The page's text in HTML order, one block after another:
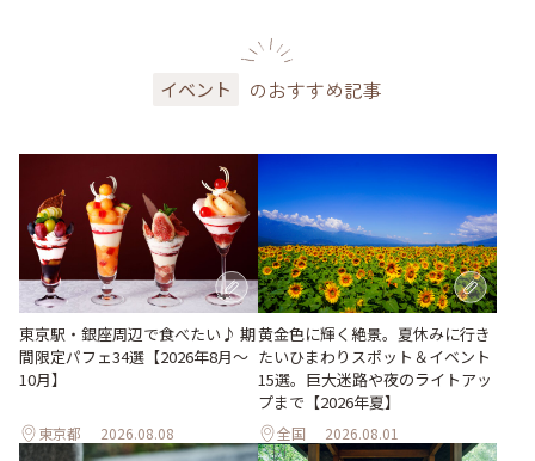
イベント のおすすめ記事
東京駅・銀座周辺で食べたい♪ 期
間限定パフェ34選【2026年8月～
10月】
東京都 2026.08.08
黄金色に輝く絶景。夏休みに行き
たいひまわりスポット＆イベント
15選。巨大迷路や夜のライトアッ
プまで【2026年夏】
全国 2026.08.01